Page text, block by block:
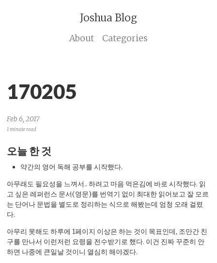
Joshua Blog
About Categories
170205
Feb 6, 2017
1 minute read
오늘 한 것
약간의 영어 독해 공부를 시작했다.
아무래도 필요성을 느껴서.. 하려고 마음 먹은김에 바로 시작했다. 읽
고 싶은 레퍼런스 문서(영문)를 번역기 없이 최대한 읽어보고 잘 모르
는 단어나 문법을 별도로 정리하는 식으로 해봤는데 엄청 오래 걸렸
다.
아무리 못해도 하루에 1페이지 이상은 하는 것이 목표인데, 조만간 친
구를 만나서 이런저런 요령을 전수받기로 했다. 이건 진짜 꾸준히 안
하면 나중에 큰일날 것이니 열심히 해야겠다.